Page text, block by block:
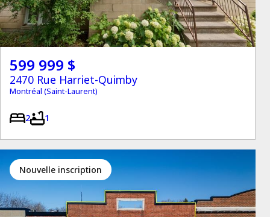
599 999 $
2470 Rue Harriet-Quimby
Montréal (Saint-Laurent)
2 1
Nouvelle inscription